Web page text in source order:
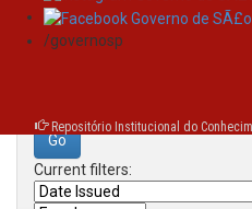
/governosp
Repositório Institucional do
Search:
Current filters: